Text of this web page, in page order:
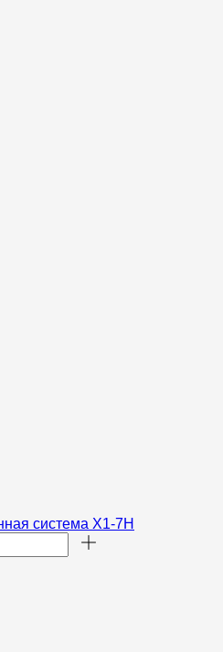
система X1-7H